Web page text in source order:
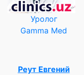
Уролог
Gamma Med
Реут Евгений